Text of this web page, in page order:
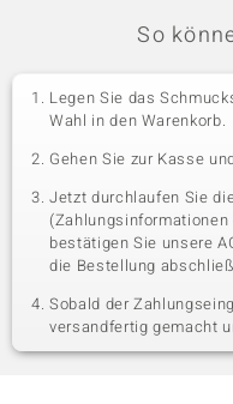
So
Legen Sie das
Wahl in den Warenkorb.
Gehen Sie zur Kasse
Jetzt durchlaufen Sie
bestätigen Sie unsere
die Bestellung
Sobald der
versandfertig gemacht